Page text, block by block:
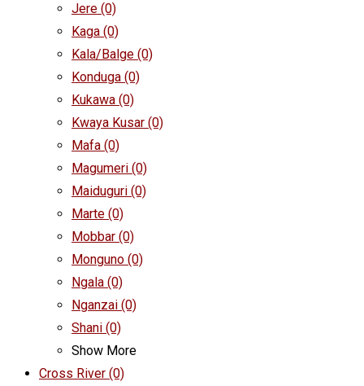
Jere (0)
Kaga (0)
Kala/Balge (0)
Konduga (0)
Kukawa (0)
Kwaya Kusar (0)
Mafa (0)
Magumeri (0)
Maiduguri (0)
Marte (0)
Mobbar (0)
Monguno (0)
Ngala (0)
Nganzai (0)
Shani (0)
Show More
Cross River (0)